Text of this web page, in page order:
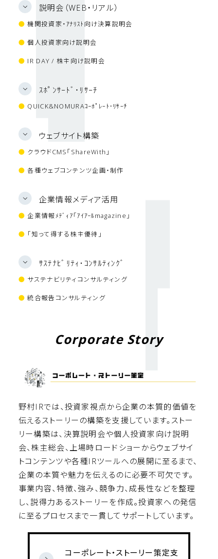
説明会（WEB・リアル）
● 機関投資家・ｱﾅﾘｽﾄ向け決算説明会
● 個人投資家向け説明会
● IR DAY / 株主向け説明会
ｽﾎﾟﾝｻｰﾄﾞ･ﾘｻｰﾁ
● QUICK&NOMURAｺｰﾎﾟﾚｰﾄ･ﾘｻｰﾁ
ウェブサイト構築
● クラウドCMS「ShareWith」
●各種ウェブコンテンツ企画・制作
企業情報メディア活用
● 企業情報ﾒﾃﾞｨｱ「ｱｲｱｰﾙmagazine」
● 「知って得する株主優待」
ｻｽﾃﾅﾋﾞﾘﾃｨ･ｺﾝｻﾙﾃｨﾝｸﾞ
● サステナビリティコンサルティング
● 統合報告コンサルティング
Corporate Story
野村IRでは、投資家視点から企業の本質的価値を
伝えるストーリーの構築を支援しています。ストー
リー構築は、決算説明会や個人投資家向け説明
会、株主総会、上場時ロードショーからウェブサイ
トコンテンツや各種IRツールへの展開に至るまで、
企業の本質や魅力を伝えるのに必要不可欠です。
事業内容、特徴、強み、競争力、成長性などを整理
し、説得力あるストーリーを作成。投資家への発信
に至るプロセスまで一貫してサポートしています。
コーポレート・ストーリー策定支